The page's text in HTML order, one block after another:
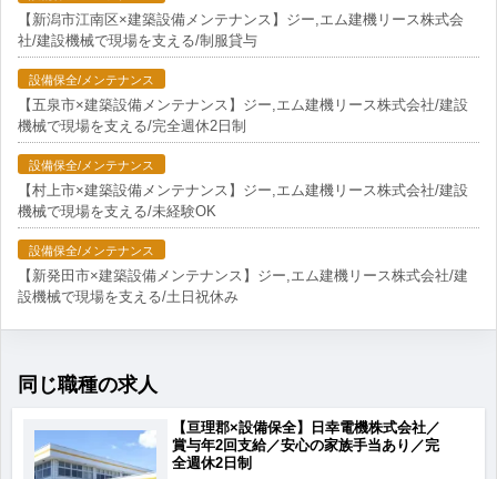
【新潟市江南区×建築設備メンテナンス】ジー,エム建機リース株式会
社/建設機械で現場を支える/制服貸与
【五泉市×建築設備メンテナンス】ジー,エム建機リース株式会社/建設
機械で現場を支える/完全週休2日制
設備保全/メンテナンス
【村上市×建築設備メンテナンス】ジー,エム建機リース株式会社/建設
機械で現場を支える/未経験OK
設備保全/メンテナンス
【新発田市×建築設備メンテナンス】ジー,エム建機リース株式会社/建
設機械で現場を支える/土日祝休み
設備保全/メンテナンス
同じ職種の求人
【亘理郡×設備保全】日幸電機株式会社／
賞与年2回支給／安心の家族手当あり／完
全週休2日制